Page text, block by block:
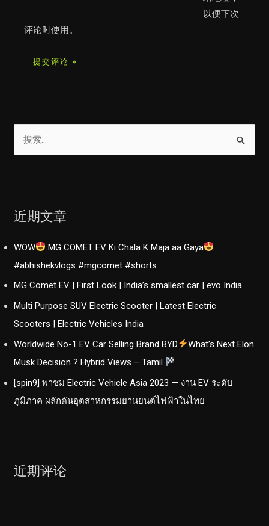
以便下次
评论时使用。
近期文章
WOW
MG COMET EV Ki Chala K Maja aa Gaya
#abhishekvlogs #mgcomet #shorts
MG Comet EV | First Look | India’s smallest car | evo India
Multi Purpose SUV Electric Scooter | Latest Electric
Scooters | Electric Vehicles India
Worldwide No-1 EV Car Selling Brand BYD
What’s Next Elon
Musk Decision ? Hybrid Views – Tamil
[spin9] พาชม Electric Vehicle Asia 2023 — งาน EV ระดับ
ภูมิภาค ผลักดันอุตสาหกรรมยานยนต์ไฟฟ้าในไทย
近期评论